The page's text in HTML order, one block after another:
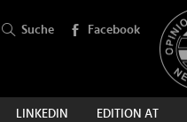
Suche Facebook
LINKEDIN EDITION AT